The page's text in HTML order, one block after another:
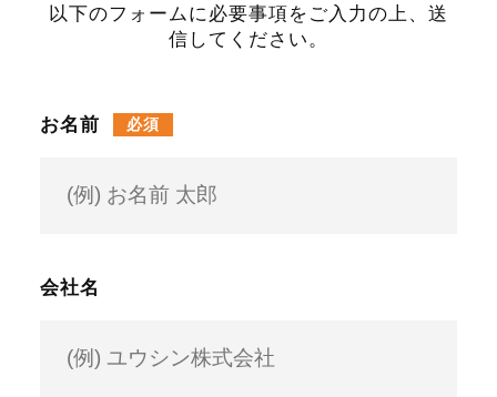
以下のフォームに必要事項をご⼊⼒の上、送
信してください。
お名前 必須
会社名